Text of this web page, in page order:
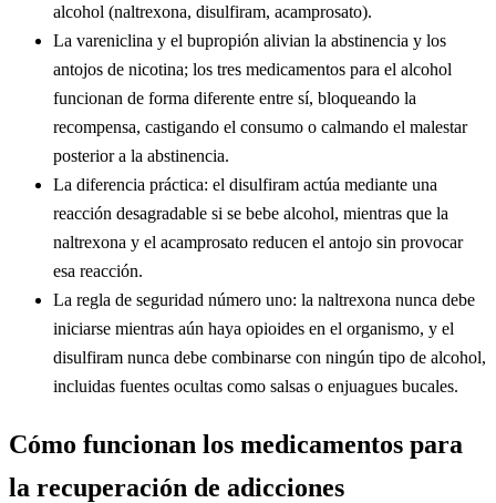
alcohol (naltrexona, disulfiram, acamprosato).
La vareniclina y el bupropión alivian la abstinencia y los
antojos de nicotina; los tres medicamentos para el alcohol
funcionan de forma diferente entre sí, bloqueando la
recompensa, castigando el consumo o calmando el malestar
posterior a la abstinencia.
La diferencia práctica: el disulfiram actúa mediante una
reacción desagradable si se bebe alcohol, mientras que la
naltrexona y el acamprosato reducen el antojo sin provocar
esa reacción.
La regla de seguridad número uno: la naltrexona nunca debe
iniciarse mientras aún haya opioides en el organismo, y el
disulfiram nunca debe combinarse con ningún tipo de alcohol,
incluidas fuentes ocultas como salsas o enjuagues bucales.
Cómo funcionan los medicamentos para
la recuperación de adicciones